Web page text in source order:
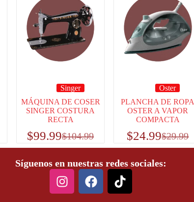
Singer
MÁQUINA DE COSER
SINGER COSTURA
RECTA
$104.99
$99.99
Oster
PLANCHA DE ROPA
OSTER A VAPOR
COMPACTA
$29.99
$24.99
Síguenos en nuestras redes sociales: